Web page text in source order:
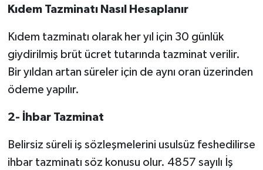
Kıdem Tazminatı Nasıl Hesaplanır
Kıdem tazminatı olarak her yıl için 30 günlük
giydirilmiş brüt ücret tutarında tazminat verilir.
Bir yıldan artan süreler için de aynı oran üzerinden
ödeme yapılır.
2- İhbar Tazminat
Belirsiz süreli iş sözleşmelerini usulsüz feshedilirse
ihbar tazminatı söz konusu olur. 4857 sayılı İş